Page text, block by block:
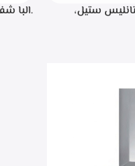
90 سم، ستانليس ستيل،